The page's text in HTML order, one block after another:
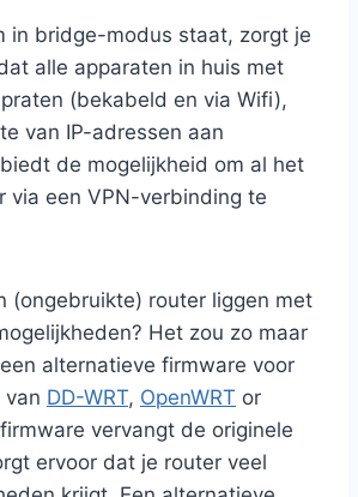
in bridge-modus staat, zorgt je
alle apparaten in huis met
(bekabeld en via Wifi),
van IP-adressen aan
de mogelijkheid om al het
via een VPN-verbinding te
(ongebruikte) router liggen met
Het zou zo maar
alternatieve firmware voor
van DD-WRT, OpenWRT or
vervangt de originele
ervoor dat je router veel